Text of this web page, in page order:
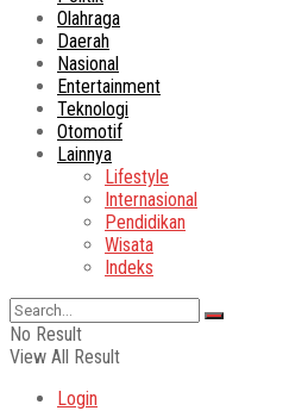
Olahraga
Daerah
Nasional
Entertainment
Teknologi
Otomotif
Lainnya
Lifestyle
Internasional
Pendidikan
Wisata
Indeks
No Result
View All Result
Login